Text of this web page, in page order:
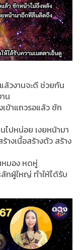
ล้วงานจะดี ช่วยกัน
น
เข้าแถวรอแล้ว ชัก
ไปหน่อย เงยหน้ามา
งเนื้อสร้างตัว สร้าง
หมอง หดหู่
กผู้ใหญ่ ทำให้ได้รับ